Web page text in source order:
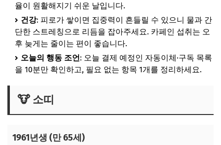
율이 원활해지기 쉬운 날입니다.
건강: 피로가 쌓이면 집중력이 흔들릴 수 있으니 물과 간
단한 스트레칭으로 리듬을 잡아주세요. 카페인 섭취는 오
후 늦게는 줄이는 편이 좋습니다.
오늘의 행동 조언: 오늘 결제 예정인 자동이체·구독 목록
을 10분만 확인하고, 필요 없는 항목 1개를 정리하세요.
🐮 소띠
1961년생 (만 65세)